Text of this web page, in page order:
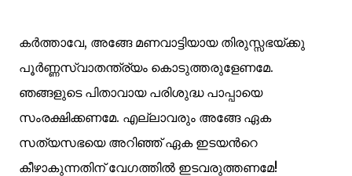
കര്‍ത്താവേ, അങ്ങേ മണവാട്ടിയായ തിരുസ്സഭയ്ക്കു
പൂര്‍ണ്ണസ്വാതന്ത്ര്യം കൊടുത്തരുളേണമേ.
ഞങ്ങളുടെ പിതാവായ പരിശുദ്ധ പാപ്പായെ
സംരക്ഷിക്കണമേ. എല്ലാവരും അങ്ങേ ഏക
സത്യസഭയെ അറിഞ്ഞ് ഏക ഇടയന്‍റെ
കീഴാകുന്നതിന് വേഗത്തില്‍ ഇടവരുത്തണമേ!